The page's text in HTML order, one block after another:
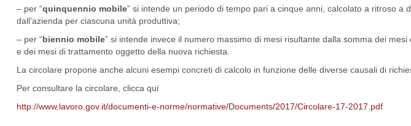
– per “quinquennio mobile” si intende un periodo di tempo pari a cinque anni, calcolato a ritroso a
dall’azienda per ciascuna unità produttiva;
– per “biennio mobile” si intende invece il numero massimo di mesi risultante dalla somma dei
e dei mesi di trattamento oggetto della nuova richiesta.
La circolare propone anche alcuni esempi concreti di calcolo in funzione delle diverse causali di
Per consultare la circolare, clicca qui
http://www.lavoro.gov.it/documenti-e-norme/normative/Documents/2017/Circolare-17-2017.pdf